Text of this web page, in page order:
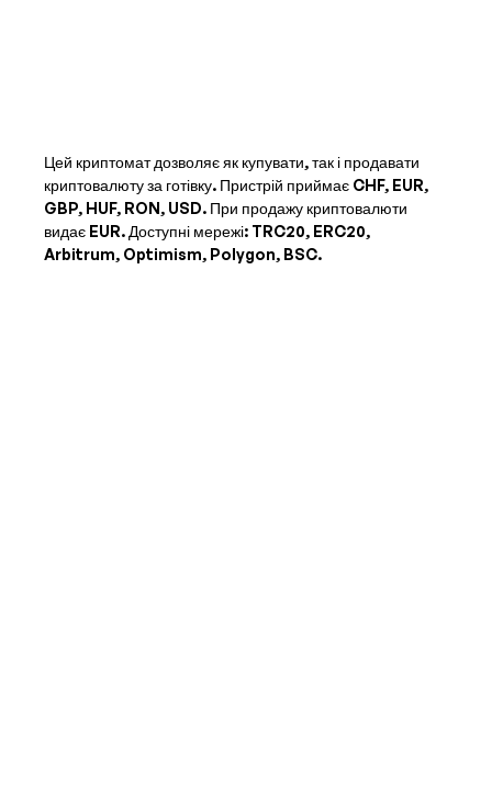
Цей криптомат дозволяє як купувати, так і продавати
криптовалюту за готівку. Пристрій приймає CHF, EUR,
GBP, HUF, RON, USD. При продажу криптовалюти
видає EUR. Доступні мережі: TRC20, ERC20,
Arbitrum, Optimism, Polygon, BSC.